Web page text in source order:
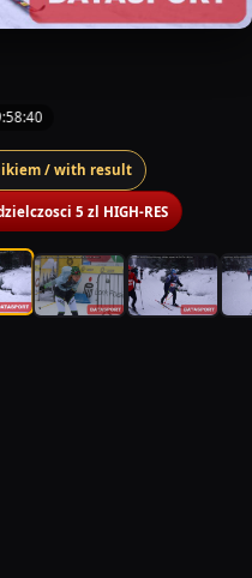
/ with result
5 zl HIGH-RES